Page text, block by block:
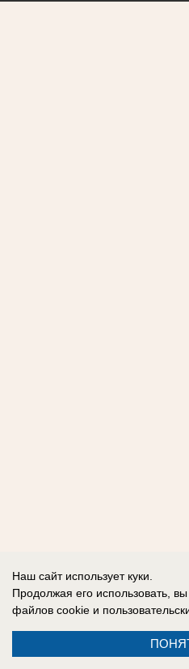
Наш сайт использует куки.
Продолжая его использовать,
файлов cookie и